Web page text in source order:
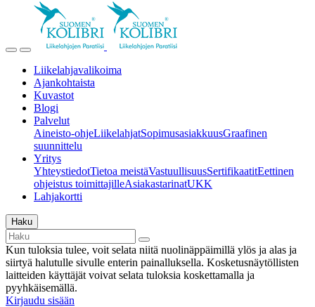
Liikelahjavalikoima
Ajankohtaista
Kuvastot
Blogi
Palvelut
Aineisto-ohjeLiikelahjatSopimusasiakkuusGraafinen
suunnittelu
Yritys
YhteystiedotTietoa meistäVastuullisuusSertifikaatitEettinen
ohjeistus toimittajilleAsiakastarinatUKK
Lahjakortti
Haku
Kun tuloksia tulee, voit selata niitä nuolinäppäimillä ylös ja alas ja
siirtyä halutulle sivulle enterin painalluksella. Kosketusnäytöllisten
laitteiden käyttäjät voivat selata tuloksia koskettamalla ja
pyyhkäisemällä.
Kirjaudu sisään